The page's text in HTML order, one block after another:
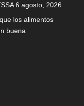
6 agosto, 2026
los alimentos
buena